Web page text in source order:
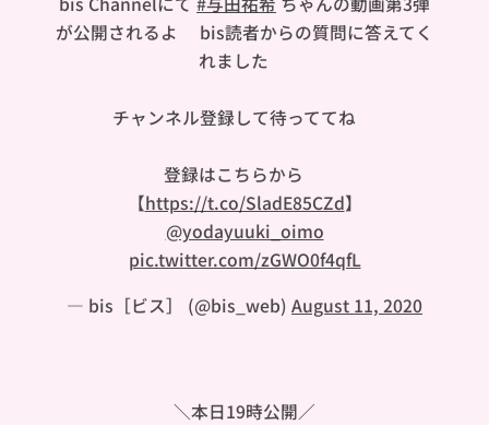
が公開されるよ🐼bis読者からの質問に答えてく
れました🐐
チャンネル登録して待っててね🍠
登録はこちらから👇🏻
【https://t.co/SladE85CZd】
@yodayuuki_oimo
pic.twitter.com/zGWO0f4qfL
— bis［ビス］ (@bis_web) August 11, 2020
＼本日19時公開／